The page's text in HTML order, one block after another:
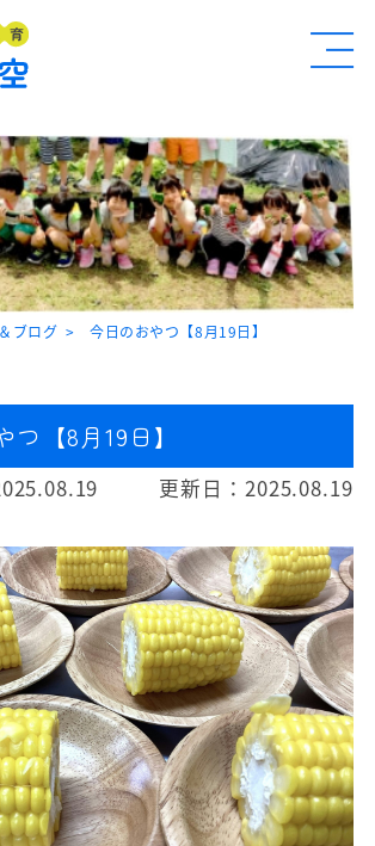
ブログ 今日のおやつ【8月19日】
【8月19日】
更新日： 2025.08.19